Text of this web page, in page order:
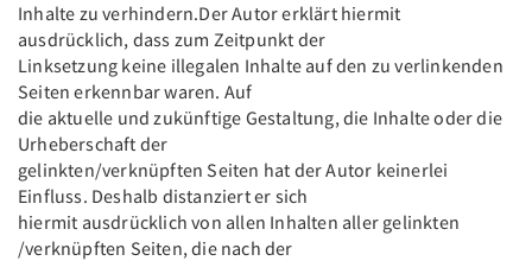
Inhalte zu verhindern.Der Autor erklärt hiermit
ausdrücklich, dass zum Zeitpunkt der
Linksetzung keine illegalen Inhalte auf den zu verlinkenden
Seiten erkennbar waren. Auf
die aktuelle und zukünftige Gestaltung, die Inhalte oder die
Urheberschaft der
gelinkten/verknüpften Seiten hat der Autor keinerlei
Einfluss. Deshalb distanziert er sich
hiermit ausdrücklich von allen Inhalten aller gelinkten
/verknüpften Seiten, die nach der